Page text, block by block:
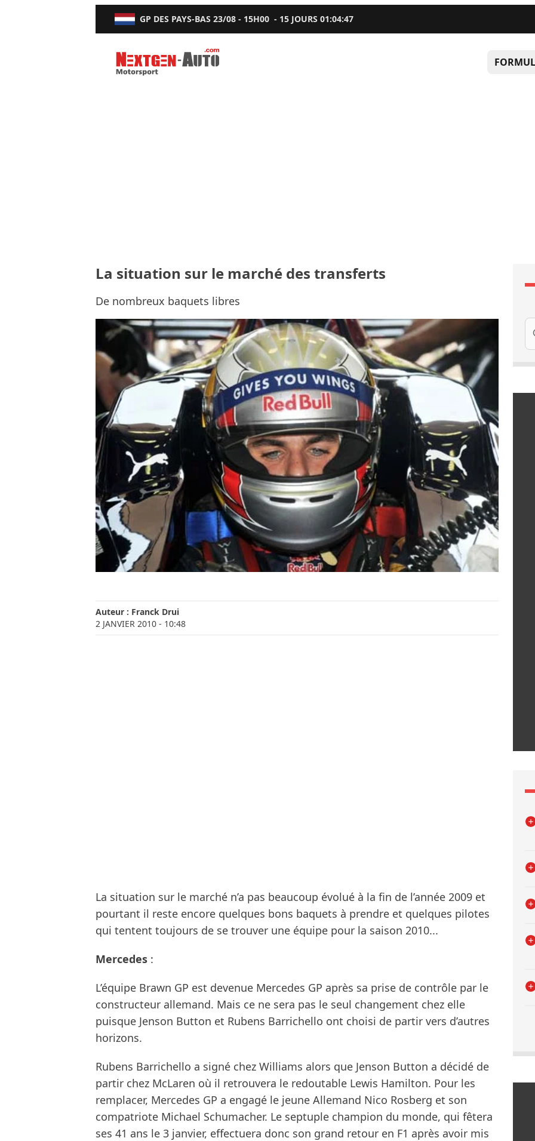
GP DES PAYS-BAS 23/08 - 15H00 - 15 JOURS01:04:47
Nextgen-Auto.com
La situation sur le marché des transferts
De nombreux baquets libres
Auteur : Franck Drui
2 JANVIER 2010 - 10:48
La situation sur le marché n’a pas beaucoup évolué à la fin de l’année 2009 et
pourtant il reste encore quelques bons baquets à prendre et quelques pilotes
qui tentent toujours de se trouver une équipe pour la saison 2010...
Mercedes :
L’équipe Brawn GP est devenue Mercedes GP après sa prise de contrôle par le
constructeur allemand. Mais ce ne sera pas le seul changement chez elle
puisque Jenson Button et Rubens Barrichello ont choisi de partir vers d’autres
horizons.
Rubens Barrichello a signé chez Williams alors que Jenson Button a décidé de
partir chez McLaren où il retrouvera le redoutable Lewis Hamilton. Pour les
remplacer, Mercedes GP a engagé le jeune Allemand Nico Rosberg et son
compatriote Michael Schumacher. Le septuple champion du monde, qui fêtera
ses 41 ans le 3 janvier, effectuera donc son grand retour en F1 après avoir mis